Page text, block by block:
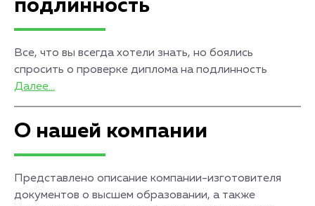
подлинность
Все, что вы всегда хотели знать, но боялись
спросить о проверке диплома на подлинность
Далее...
О нашей компании
Представлено описание компании-изготовителя
документов о высшем образовании, а также